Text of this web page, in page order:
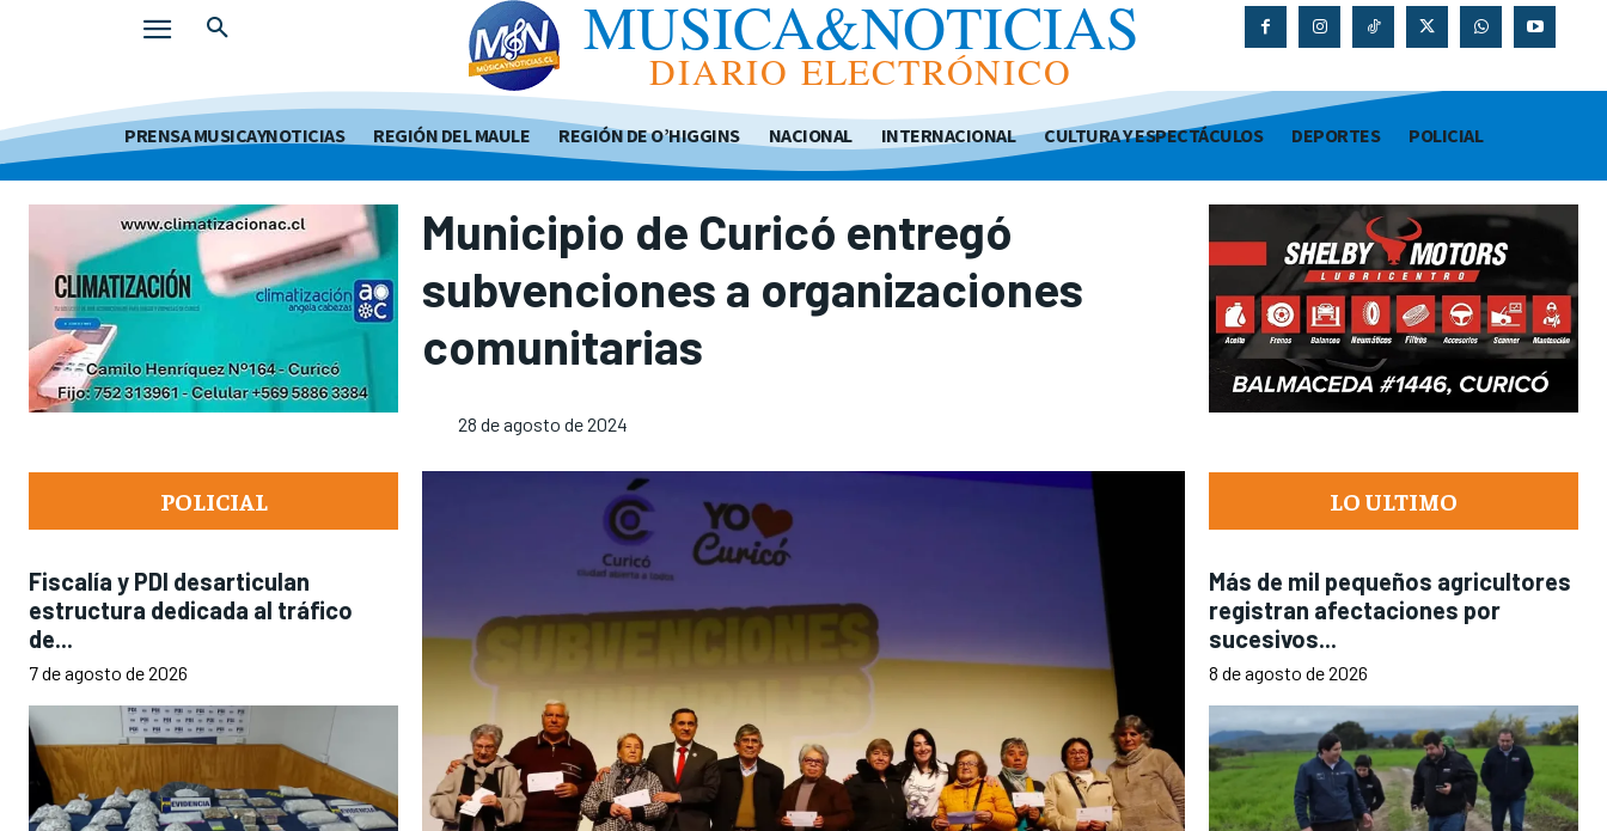
MUSICA&NOTICIAS
DIARIO ELECTRÓNICO
PRENSA MUSICAYNOTICIAS REGIÓN DEL MAULE REGIÓN DE O’HIGGINS NACIONAL INTERNACIONAL CULTURA Y ESPECTÁCULOS DEPORTES POLICIAL
POLICIAL
Fiscalía y PDI desarticulan
estructura dedicada al tráfico
de...
7 de agosto de 2026
Municipio de Curicó entregó
subvenciones a organizaciones
comunitarias
28 de agosto de 2024
LO ULTIMO
Más de mil pequeños agricultores
registran afectaciones por
sucesivos...
8 de agosto de 2026